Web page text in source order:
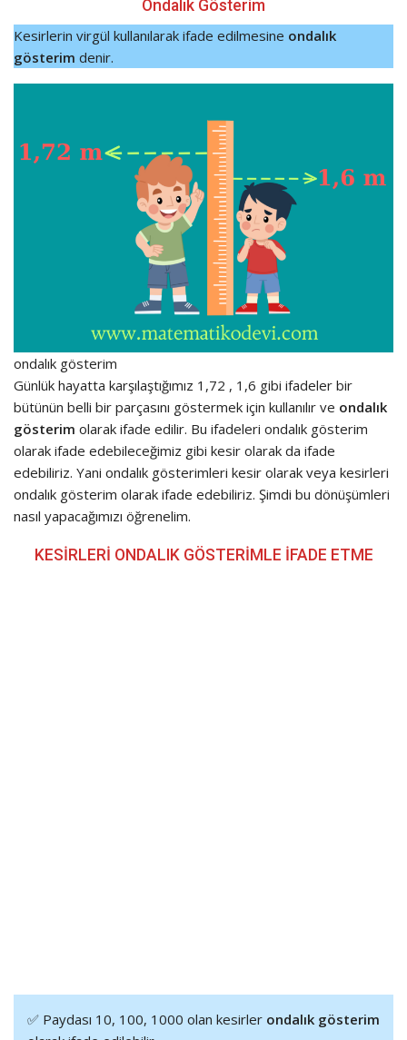
Ondalık Gösterim
Kesirlerin virgül kullanılarak ifade edilmesine ondalık
gösterim denir.
ondalık gösterim
Günlük hayatta karşılaştığımız 1,72 , 1,6 gibi ifadeler bir
bütünün belli bir parçasını göstermek için kullanılır ve ondalık
gösterim olarak ifade edilir. Bu ifadeleri ondalık gösterim
olarak ifade edebileceğimiz gibi kesir olarak da ifade
edebiliriz. Yani ondalık gösterimleri kesir olarak veya kesirleri
ondalık gösterim olarak ifade edebiliriz. Şimdi bu dönüşümleri
nasıl yapacağımızı öğrenelim.
KESİRLERİ ONDALIK GÖSTERİMLE İFADE ETME
✅ Paydası 10, 100, 1000 olan kesirler ondalık gösterim